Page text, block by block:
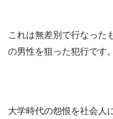
これは無差別で行なった
の男性を狙った犯行です。
大学時代の怨恨を社会人